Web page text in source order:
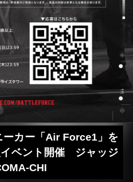
ーカー「Air Force1」を
ベント開催 ジャッジ
CHI